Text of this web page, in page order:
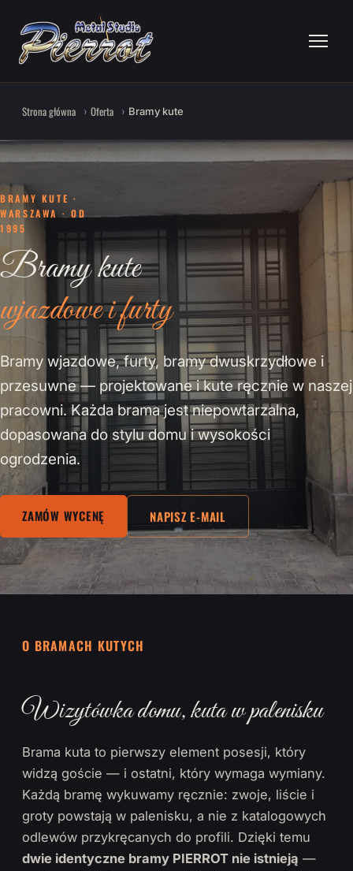
Strona główna Oferta Bramy kute
BRAMY KUTE ·
WARSZAWA · OD
1995
Bramy kute
wjazdowe i furty
Bramy wjazdowe, furty, bramy dwuskrzydłowe i
przesuwne — projektowane i kute ręcznie w naszej
pracowni. Każda brama jest niepowtarzalna,
dopasowana do stylu domu i wysokości
ogrodzenia.
ZAMÓW WYCENĘ NAPISZ E-MAIL
O BRAMACH KUTYCH
Wizytówka domu, kuta w palenisku
Brama kuta to pierwszy element posesji, który
widzą goście — i ostatni, który wymaga wymiany.
Każdą bramę wykuwamy ręcznie: zwoje, liście i
groty powstają w palenisku, a nie z katalogowych
odlewów przykręcanych do profili. Dzięki temu
dwie identyczne bramy PIERROT nie istnieją —